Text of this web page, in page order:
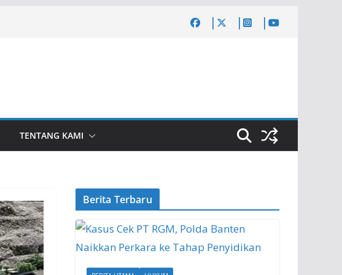
TENTANG KAMI
Berita Terbaru